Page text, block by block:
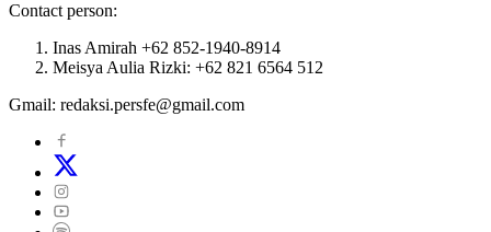
Contact person:
Inas Amirah +62 852-1940-8914
Meisya Aulia Rizki: +62 821 6564 512
Gmail: redaksi.persfe@gmail.com